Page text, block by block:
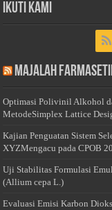
Ikuti Kami
Majalah
Optimasi Polivinil Alkohol
MetodeSimplex Lattice
Kajian Penguatan Sistem
XYZMengacu pada CPOB
Uji Stabilitas Formulasi
(Allium cepa L.)
Evaluasi Emisi Karbon